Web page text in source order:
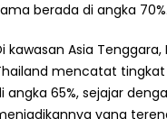
berada di angka 70%.
kawasan Asia
mencatat tingkat
angka 65%, sejajar
yang